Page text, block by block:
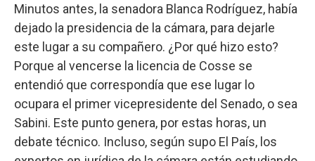
Minutos antes, la senadora Blanca Rodríguez, había
dejado la presidencia de la cámara, para dejarle
este lugar a su compañero. ¿Por qué hizo esto?
Porque al vencerse la licencia de Cosse se
entendió que correspondía que ese lugar lo
ocupara el primer vicepresidente del Senado, o sea
Sabini. Este punto genera, por estas horas, un
debate técnico. Incluso, según supo El País, los